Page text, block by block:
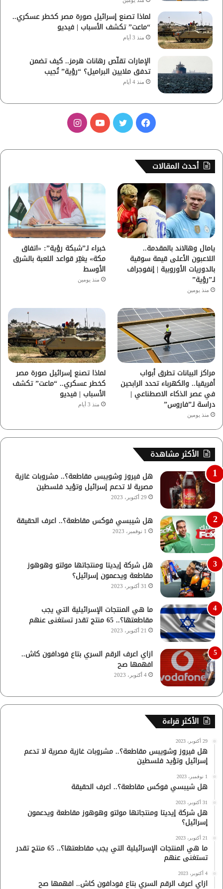
لماذا تصنع إسرائيل صورة مصر كخطر عسكري..
“ماعت” تكشف الأسباب | فيديو
منذ 3 أيام
الإمارات تقلّص رهانات هرمز.. كيف تضمن
تدفق ملايين البراميل؟ “رؤية” تُجيب
منذ 4 أيام
س
ب
و
ك
ي
ب
ت
ق
ر
ا
م
أحدث المقالات
يامال وهالاند بالمقدمة..
اللاعبون الأعلى قيمة سوقية
بالدوريات الأوروبية | إنفوجراف
لـ”رؤية”
منذ يومين
خبراء لـ”شبكة رؤية”: «اتفاق
مكة» يغيّر قواعد اللعبة بالشرق
الأوسط
منذ يومين
مراكز البيانات تطرق أبواب
أفريقيا.. والكهرباء تحدد الرابحين
في عصر الذكاء الاصطناعي |
دراسة لـ”فاروس”
منذ يومين
لماذا تصنع إسرائيل صورة مصر
كخطر عسكري.. “ماعت” تكشف
الأسباب | فيديو
منذ 3 أيام
الأكثر مشاهدة
هل فيروز وشويبس مقاطعة؟.. مشروبات غازية
مصرية لا تدعم إسرائيل وتؤيد فلسطين
29 أكتوبر، 2023
هل شيبسي فوكس مقاطعة؟.. اعرف الحقيقة
1 نوفمبر، 2023
هل شركة إيديتا ومنتجاتها مولتو وهوهوز
مقاطعة ويدعمون إسرائيل؟
31 أكتوبر، 2023
ما هي المنتجات الإسرائيلية التي يجب
مقاطعتها؟.. 65 منتج تقدر تستغنى عنهم
21 أكتوبر، 2023
ازاي اعرف الرقم السري بتاع فودافون كاش..
افهمها صح
4 أكتوبر، 2023
الأكثر قراءة
29 أكتوبر، 2023
هل فيروز وشويبس مقاطعة؟.. مشروبات غازية مصرية لا تدعم
إسرائيل وتؤيد فلسطين
1 نوفمبر، 2023
هل شيبسي فوكس مقاطعة؟.. اعرف الحقيقة
31 أكتوبر، 2023
هل شركة إيديتا ومنتجاتها مولتو وهوهوز مقاطعة ويدعمون
إسرائيل؟
21 أكتوبر، 2023
ما هي المنتجات الإسرائيلية التي يجب مقاطعتها؟.. 65 منتج تقدر
تستغنى عنهم
4 أكتوبر، 2023
ازاي اعرف الرقم السري بتاع فودافون كاش.. افهمها صح